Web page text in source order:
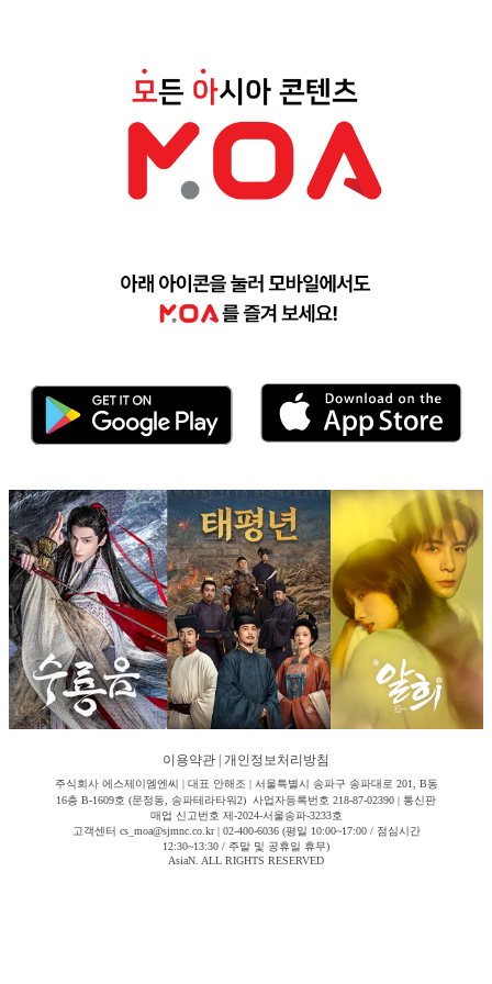
이용약관 개인정보처리방침
주식회사 에스제이엠엔씨 | 대표 안해조 | 서울특별시 송파구 송파대로 201, B동
16층 B-1609호 (문정동, 송파테라타워2) 사업자등록번호 218-87-02390 | 통신판
매업 신고번호 제-2024-서울송파-3233호
고객센터 cs_moa@sjmnc.co.kr | 02-400-6036 (평일 10:00~17:00 / 점심시간
12:30~13:30 / 주말 및 공휴일 휴무)
AsiaN. ALL RIGHTS RESERVED